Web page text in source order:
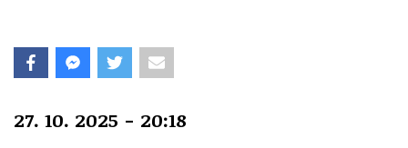
27. 10. 2025 - 20:18